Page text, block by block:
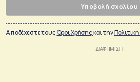
Υποβολή σχολίου
Αποδέχεστε τουςΌροι Χρήσηςκαι την